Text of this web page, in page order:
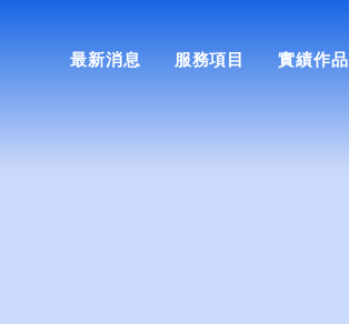
最新消息 服務項目 實績作品